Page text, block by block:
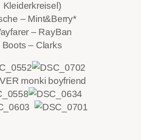
Kleiderkreisel)
– Mint&Berry*
– RayBan
Boots – Clarks